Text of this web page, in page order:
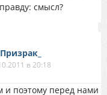
смысл?
_Призрак_
в 20:18
поэтому перед нами